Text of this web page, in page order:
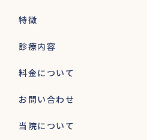
特徴
診療内容
料金について
お問い合わせ
当院について